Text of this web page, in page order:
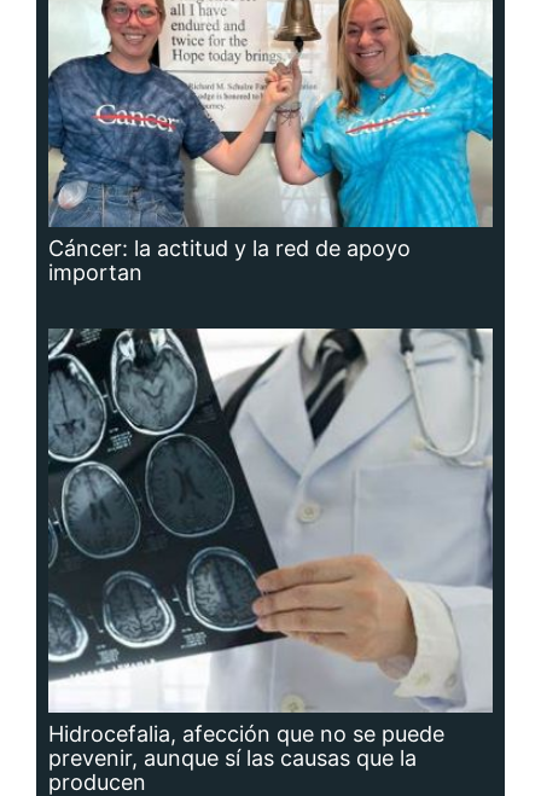
Cáncer: la actitud y la red de apoyo
importan
Hidrocefalia, afección que no se puede
prevenir, aunque sí las causas que la
producen